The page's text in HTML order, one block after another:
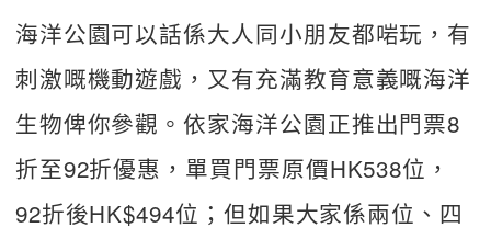
海洋公園可以話係大人同小朋友都啱玩，有
刺激嘅機動遊戲，又有充滿教育意義嘅海洋
生物俾你參觀。依家海洋公園正推出門票8
折至92折優惠，單買門票原價HK538位，
92折後HK$494位；但如果大家係兩位、四